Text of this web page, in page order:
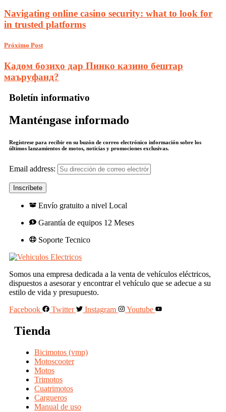
Navigating online casino security: what to look for
in trusted platforms
Próximo Post
Кадом бозиҳо дар Пинко казино бештар
маъруфанд?
Boletín informativo
Manténgase informado
Regístrese para recibir en su buzón de correo electrónico información sobre los
últimos lanzamientos de motos, noticias y promociones exclusivas.
Email address:
Envío gratuito a nivel Local
Garantía de equipos 12 Meses
Soporte Tecnico
Somos una empresa dedicada a la venta de vehículos eléctricos,
dispuestos a asesorar y encontrar el vehículo que se adecue a su
estilo de vida y presupuesto.
Facebook
Twitter Instagram Youtube
Tienda
Bicimotos (vmp)
Motoscooter
Motos
Trimotos
Cuatrimotos
Cargueros
Manual de uso